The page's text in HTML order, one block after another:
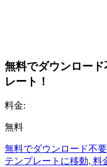
無料でダウンロー
レート！
料金:
無料
無料でダウンロード不
テンプレートに移動, 料